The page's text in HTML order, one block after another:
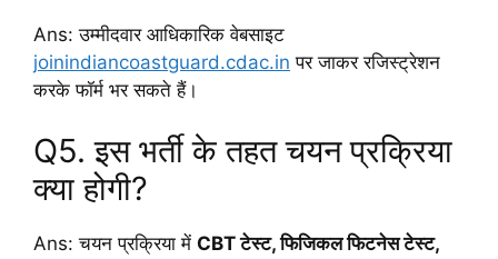
Ans: उम्मीदवार आधिकारिक वेबसाइट
joinindiancoastguard.cdac.in पर जाकर रजिस्ट्रेशन
करके फॉर्म भर सकते हैं।
Q5. इस भर्ती के तहत चयन प्रक्रिया
क्या होगी?
Ans: चयन प्रक्रिया में CBT टेस्ट, फिजिकल फिटनेस टेस्ट,